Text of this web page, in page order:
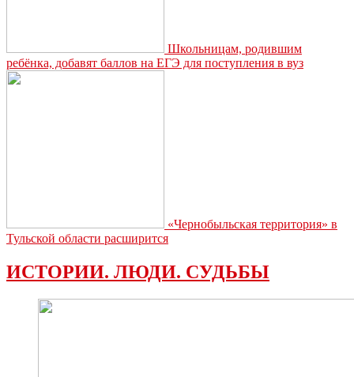
Школьницам, родившим
ребёнка, добавят баллов на ЕГЭ для поступления в вуз
«Чернобыльская территория» в
Тульской области расширится
ИСТОРИИ. ЛЮДИ. СУДЬБЫ